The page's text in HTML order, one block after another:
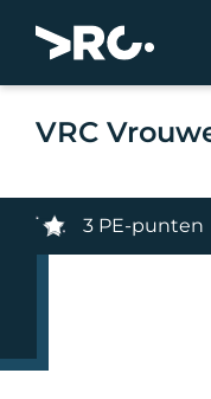
VRC
3 PE-punten